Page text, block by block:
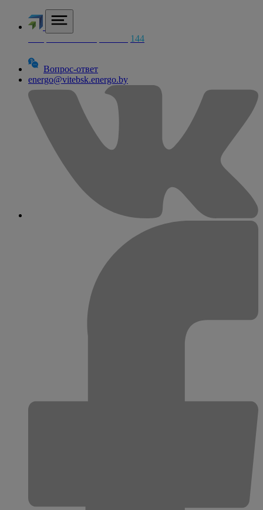
144
Вопрос-ответ
energo@vitebsk.energo.by